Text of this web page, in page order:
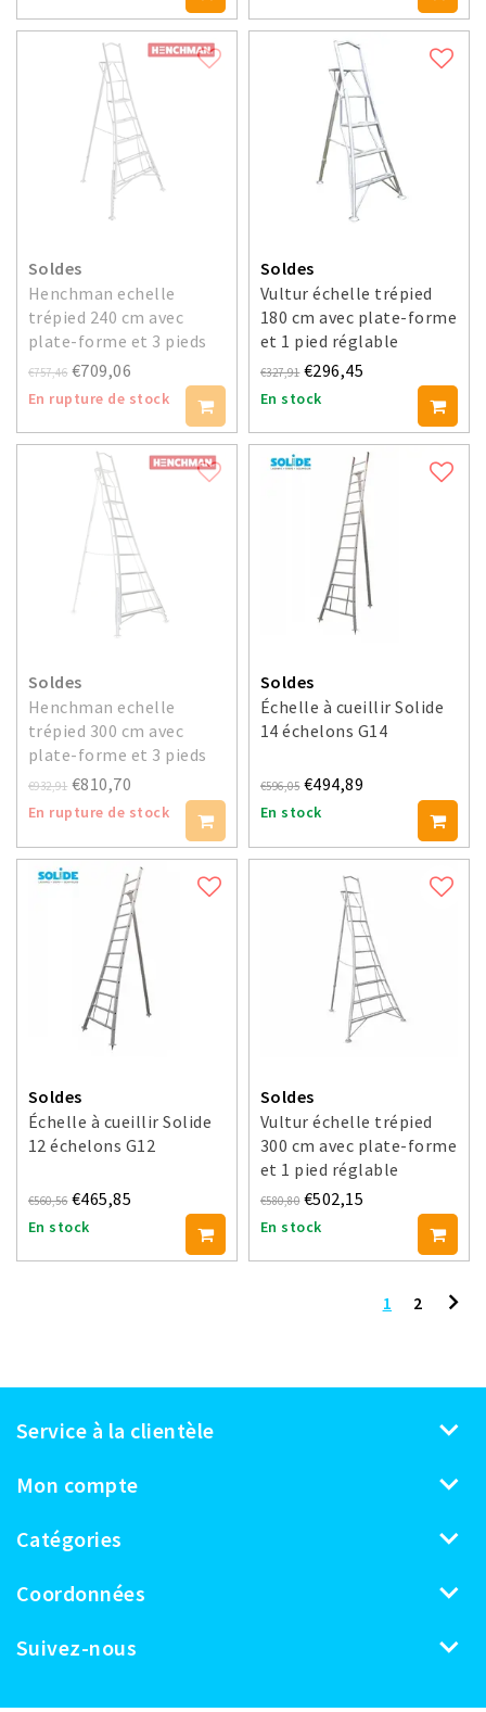
Soldes
Henchman echelle
trépied 240 cm avec
plate-forme et 3 pieds
réglables
€757,46 €709,06
En rupture de stock
Soldes
Vultur échelle trépied
180 cm avec plate-forme
et 1 pied réglable
€327,91 €296,45
En stock
Soldes
Henchman echelle
trépied 300 cm avec
plate-forme et 3 pieds
réglables
€932,91 €810,70
En rupture de stock
Soldes
Échelle à cueillir Solide
14 échelons G14
€596,05 €494,89
En stock
Soldes
Échelle à cueillir Solide
12 échelons G12
€560,56 €465,85
En stock
Soldes
Vultur échelle trépied
300 cm avec plate-forme
et 1 pied réglable
€580,80 €502,15
En stock
1 2
Service à la clientèle
Mon compte
Catégories
Coordonnées
Suivez-nous